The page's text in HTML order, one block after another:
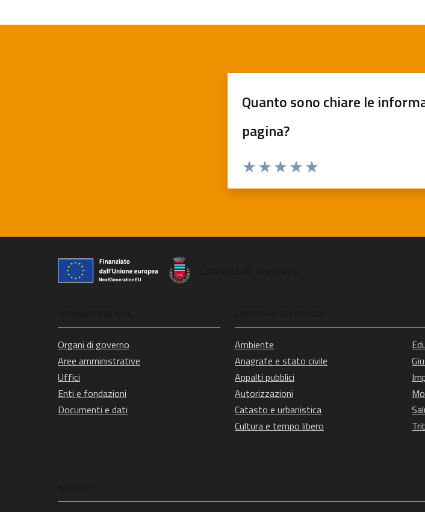
Quanto sono chiare le
pagina?
Organi di governo
Aree amministrative
Uffici
Enti e fondazioni
Documenti e dati
Ambiente
Anagrafe e stato civile
Appalti pubblici
Autorizzazioni
Catasto e urbanistica
Cultura e tempo libero